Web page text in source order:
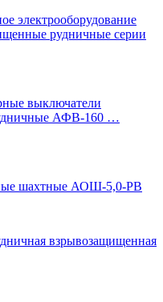
электрооборудование
рудничные серии
выключатели
АФВ-160 …
шахтные АОШ-5,0-РВ
взрывозащищенная